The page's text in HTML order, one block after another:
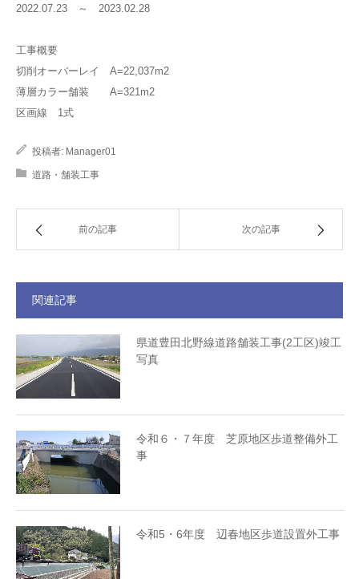
2022.07.23 ～ 2023.02.28
工事概要
切削オーバーレイ A=22,037m2
薄層カラー舗装 A=321m2
区画線 1式
投稿者: Manager01
道路・舗装工事
前の記事 次の記事
関連記事
県道豊田北野線道路舗装工事(2工区)竣工
写真
令和６・７年度 芝原地区歩道整備外工
事
令和5・6年度 辺春地区歩道設置外工事